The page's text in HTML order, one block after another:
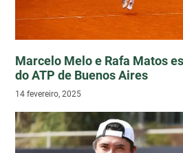
Marcelo Melo e Rafa Matos
do ATP de Buenos Aires
14 fevereiro, 2025